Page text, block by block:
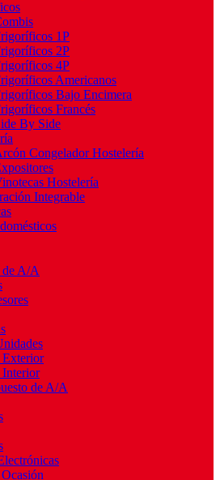
1P
2P
4P
Americanos
Bajo Encimera
Francés
By Side
Congelador Hostelería
Hostelería
Integrable
de A/A
de A/A